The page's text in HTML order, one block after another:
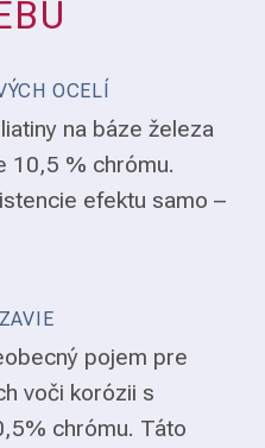
OCELÍ
na báze železa
10,5 % chrómu.
efektu samo –
pojem pre
voči korózii s
chrómu. Táto